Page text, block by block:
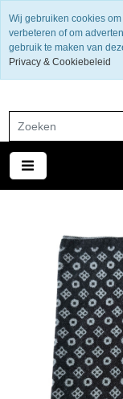
Wij gebruiken cookies
verbeteren of om
gebruik te maken van
Privacy & Cookiebeleid